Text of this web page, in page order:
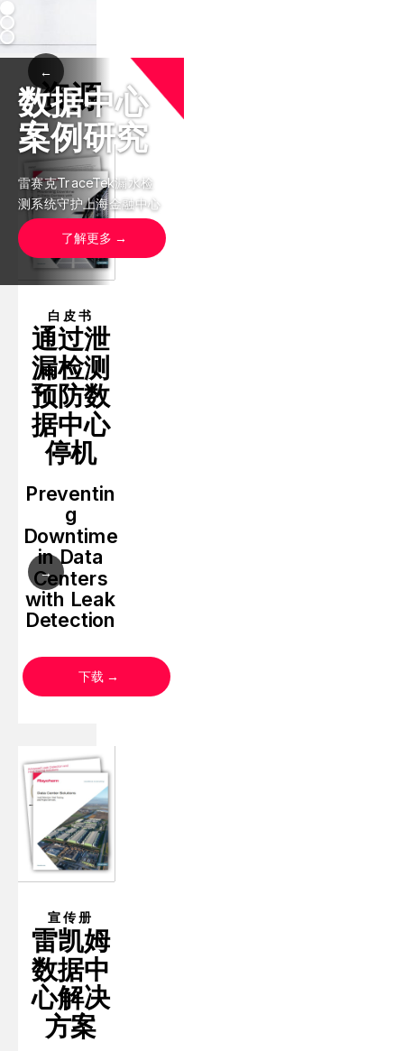
数据中心
案例研究
雷赛克TraceTek漏水检
测系统守护上海金融中心
了解更多
←
→
资源
白皮书
通过泄
漏检测
预防数
据中心
停机
Preventin
g
Downtime
in Data
Centers
with Leak
Detection
下载
宣传册
雷凯姆
数据中
心解决
方案